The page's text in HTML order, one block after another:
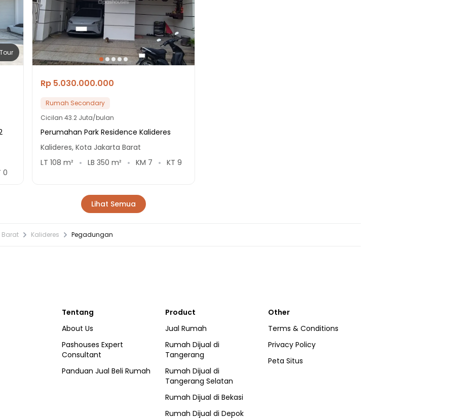
0
Rp 5.030.000.000
Rumah Secondary
Cicilan 43.2 Juta/bulan
Perumahan Park Residence Kalideres
Kalideres, Kota Jakarta Barat
LT 108 m² LB 350 m² KM 7 KT 9
Lihat Semua
Barat Kalideres Pegadungan
Tentang
About Us
Pashouses Expert
Consultant
Panduan Jual Beli Rumah
Product
Jual Rumah
Rumah Dijual di
Tangerang
Rumah Dijual di
Tangerang Selatan
Rumah Dijual di Bekasi
Rumah Dijual di Depok
Other
Terms & Conditions
Privacy Policy
Peta Situs